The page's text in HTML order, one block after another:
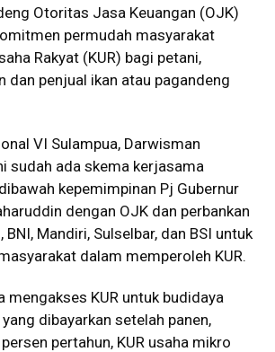
Otoritas Jasa Keuangan (OJK)
permudah masyarakat
Rakyat (KUR) bagi petani,
dan penjual ikan atau pagandeng
VI Sulampua, Darwisman
sudah ada skema kerjasama
kepemimpinan Pj Gubernur
dengan OJK dan perbankan
BNI, Mandiri, Sulselbar, dan BSI untuk
dalam memperoleh KUR.
mengakses KUR untuk budidaya
dibayarkan setelah panen,
pertahun, KUR usaha mikro